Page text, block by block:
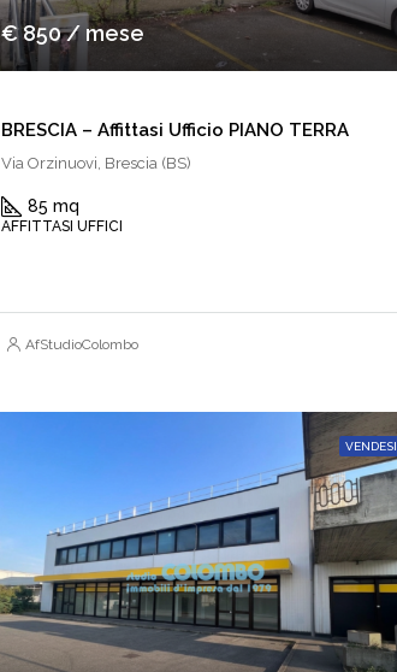
€ 850 / mese
BRESCIA – Affittasi Ufficio PIANO TERRA
Via Orzinuovi, Brescia (BS)
85 mq
AFFITTASI UFFICI
AfStudioColombo
VENDESI